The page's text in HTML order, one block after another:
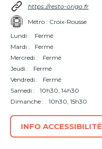
https://resto-origo.fr
Métro : Croix-Rousse
Lundi :
Fermé
Mardi :
Fermé
Mercredi :
Fermé
Jeudi :
Fermé
Vendredi :
Fermé
Samedi :
10h30, 14h30
Dimanche :
10h30, 15h30
INFO ACCESSIBILITÉ